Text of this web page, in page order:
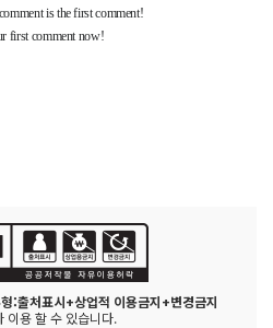
:출처표시+상업적 이용금지+변경금지
이용 할 수 있습니다.